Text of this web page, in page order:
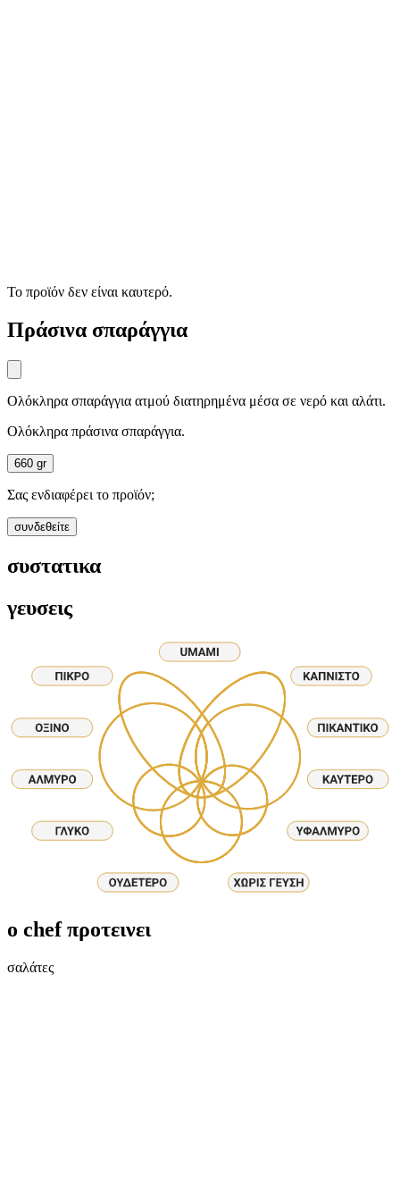
Το προϊόν δεν είναι καυτερό.
Πράσινα σπαράγγια
Ολόκληρα σπαράγγια ατμού διατηρημένα μέσα σε νερό και αλάτι.
Ολόκληρα πράσινα σπαράγγια.
660 gr
Σας ενδιαφέρει το προϊόν;
συνδεθείτε
συστατικα
γευσεις
ο chef προτεινει
σαλάτες